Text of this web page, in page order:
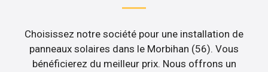
Choisissez notre société pour une installation de
panneaux solaires dans le Morbihan (56). Vous
bénéficierez du meilleur prix. Nous offrons un